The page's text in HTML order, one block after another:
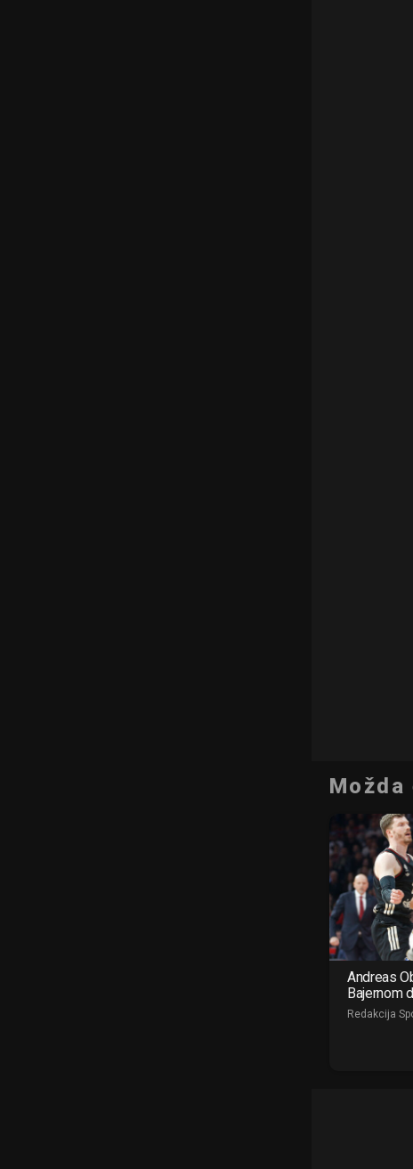
Andreas
Bajernom
Redakcija